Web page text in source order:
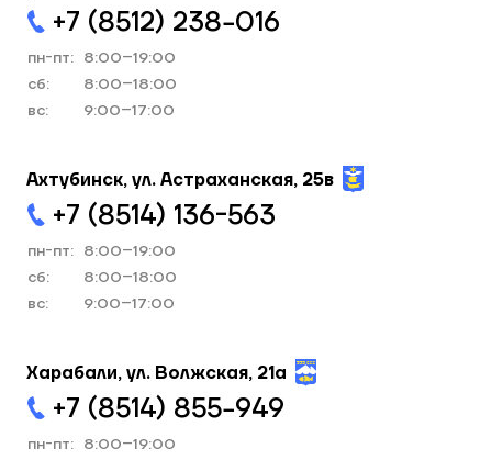
+7 (8512) 238−016
пн-пт: 8:00–19:00
cб:
8:00–18:00
вс:
9:00–17:00
Ахтубинск, ул. Астраханская, 25в
+7 (8514) 136-563
пн-пт: 8:00–19:00
cб:
8:00–18:00
вс:
9:00–17:00
Харабали, ул. Волжская, 21а
+7 (8514) 855−949
пн-пт: 8:00–19:00